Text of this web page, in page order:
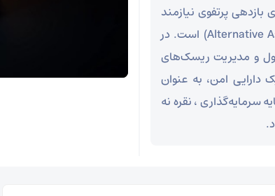
پرتفوی نیازمند
استفاده هوشمندانه از دارایی‌های جایگزین (Alternative Assets) است. در
و مدیریت ریسک‌های
دارایی امن، به عنوان
سرمایه‌گذاری ، نقره نه